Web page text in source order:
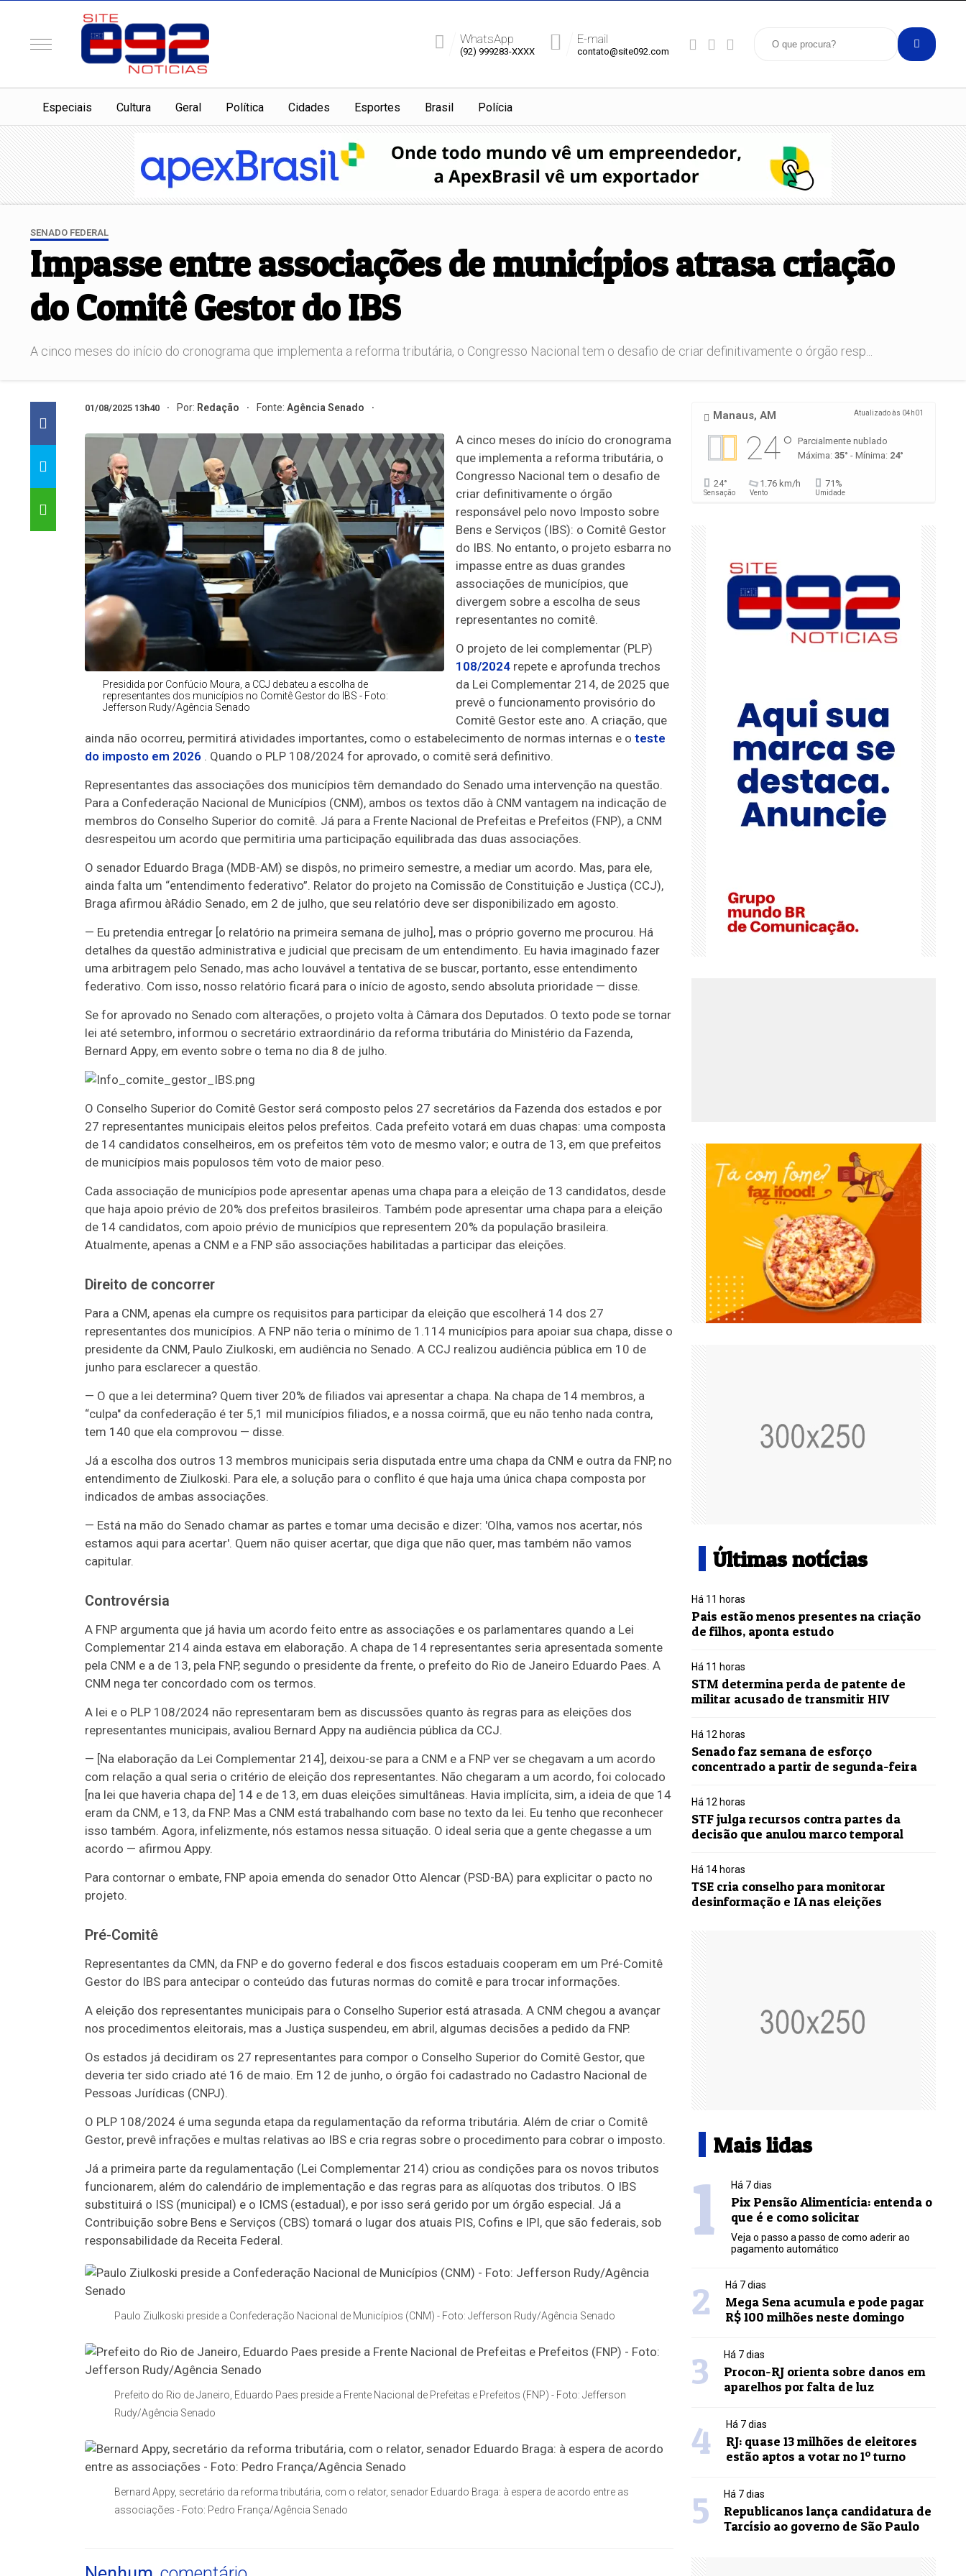
E-mail
contato@site092.com
WhatsApp
(92) 999283-XXXX
Especiais Cultura Geral Política Cidades Esportes Brasil Polícia
SENADO FEDERAL
Impasse entre associações de municípios atrasa criação
do Comitê Gestor do IBS
A cinco meses do início do cronograma que implementa a reforma tributária, o Congresso Nacional tem o desafio de criar definitivamente o órgão resp...
01/08/2025 13h40 Por: Redação Fonte: Agência Senado
Presidida por Confúcio Moura, a CCJ debateu a escolha de
representantes dos municípios no Comitê Gestor do IBS - Foto:
Jefferson Rudy/Agência Senado
A cinco meses do início do cronograma
que implementa a reforma tributária, o
Congresso Nacional tem o desafio de
criar definitivamente o órgão
responsável pelo novo Imposto sobre
Bens e Serviços (IBS): o Comitê Gestor
do IBS. No entanto, o projeto esbarra no
impasse entre as duas grandes
associações de municípios, que
divergem sobre a escolha de seus
representantes no comitê.
O projeto de lei complementar (PLP)
108/2024repete e aprofunda trechos
da Lei Complementar 214, de 2025 que
prevê o funcionamento provisório do
Comitê Gestor este ano. A criação, que
ainda não ocorreu, permitirá atividades importantes, como o estabelecimento de normas internas e o teste
do imposto em 2026. Quando o PLP 108/2024 for aprovado, o comitê será definitivo.
Representantes das associações dos municípios têm demandado do Senado uma intervenção na questão.
Para a Confederação Nacional de Municípios (CNM), ambos os textos dão à CNM vantagem na indicação de
membros do Conselho Superior do comitê. Já para a Frente Nacional de Prefeitas e Prefeitos (FNP), a CNM
desrespeitou um acordo que permitiria uma participação equilibrada das duas associações.
O senador Eduardo Braga (MDB-AM) se dispôs, no primeiro semestre, a mediar um acordo. Mas, para ele,
ainda falta um “entendimento federativo”. Relator do projeto na Comissão de Constituição e Justiça (CCJ),
Braga afirmou àRádio Senado, em 2 de julho, que seu relatório deve ser disponibilizado em agosto.
— Eu pretendia entregar [o relatório na primeira semana de julho], mas o próprio governo me procurou. Há
detalhes da questão administrativa e judicial que precisam de um entendimento. Eu havia imaginado fazer
uma arbitragem pelo Senado, mas acho louvável a tentativa de se buscar, portanto, esse entendimento
federativo. Com isso, nosso relatório ficará para o início de agosto, sendo absoluta prioridade — disse.
Se for aprovado no Senado com alterações, o projeto volta à Câmara dos Deputados. O texto pode se tornar
lei até setembro, informou o secretário extraordinário da reforma tributária do Ministério da Fazenda,
Bernard Appy, em evento sobre o tema no dia 8 de julho.
O Conselho Superior do Comitê Gestor será composto pelos 27 secretários da Fazenda dos estados e por
27 representantes municipais eleitos pelos prefeitos. Cada prefeito votará em duas chapas: uma composta
de 14 candidatos conselheiros, em os prefeitos têm voto de mesmo valor; e outra de 13, em que prefeitos
de municípios mais populosos têm voto de maior peso.
Cada associação de municípios pode apresentar apenas uma chapa para a eleição de 13 candidatos, desde
que haja apoio prévio de 20% dos prefeitos brasileiros. Também pode apresentar uma chapa para a eleição
de 14 candidatos, com apoio prévio de municípios que representem 20% da população brasileira.
Atualmente, apenas a CNM e a FNP são associações habilitadas a participar das eleições.
Direito de concorrer
Para a CNM, apenas ela cumpre os requisitos para participar da eleição que escolherá 14 dos 27
representantes dos municípios. A FNP não teria o mínimo de 1.114 municípios para apoiar sua chapa, disse o
presidente da CNM, Paulo Ziulkoski, em audiência no Senado. A CCJ realizou audiência pública em 10 de
junho para esclarecer a questão.
— O que a lei determina? Quem tiver 20% de filiados vai apresentar a chapa. Na chapa de 14 membros, a
“culpa" da confederação é ter 5,1 mil municípios filiados, e a nossa coirmã, que eu não tenho nada contra,
tem 140 que ela comprovou — disse.
Já a escolha dos outros 13 membros municipais seria disputada entre uma chapa da CNM e outra da FNP, no
entendimento de Ziulkoski. Para ele, a solução para o conflito é que haja uma única chapa composta por
indicados de ambas associações.
— Está na mão do Senado chamar as partes e tomar uma decisão e dizer: 'Olha, vamos nos acertar, nós
estamos aqui para acertar'. Quem não quiser acertar, que diga que não quer, mas também não vamos
capitular.
Controvérsia
A FNP argumenta que já havia um acordo feito entre as associações e os parlamentares quando a Lei
Complementar 214 ainda estava em elaboração. A chapa de 14 representantes seria apresentada somente
pela CNM e a de 13, pela FNP, segundo o presidente da frente, o prefeito do Rio de Janeiro Eduardo Paes. A
CNM nega ter concordado com os termos.
A lei e o PLP 108/2024 não representaram bem as discussões quanto às regras para as eleições dos
representantes municipais, avaliou Bernard Appy na audiência pública da CCJ.
— [Na elaboração da Lei Complementar 214], deixou-se para a CNM e a FNP ver se chegavam a um acordo
com relação a qual seria o critério de eleição dos representantes. Não chegaram a um acordo, foi colocado
[na lei que haveria chapa de] 14 e de 13, em duas eleições simultâneas. Havia implícita, sim, a ideia de que 14
eram da CNM, e 13, da FNP. Mas a CNM está trabalhando com base no texto da lei. Eu tenho que reconhecer
isso também. Agora, infelizmente, nós estamos nessa situação. O ideal seria que a gente chegasse a um
acordo — afirmou Appy.
Para contornar o embate, FNP apoia emenda do senador Otto Alencar (PSD-BA) para explicitar o pacto no
projeto.
Pré-Comitê
Representantes da CMN, da FNP e do governo federal e dos fiscos estaduais cooperam em um Pré-Comitê
Gestor do IBS para antecipar o conteúdo das futuras normas do comitê e para trocar informações.
A eleição dos representantes municipais para o Conselho Superior está atrasada. A CNM chegou a avançar
nos procedimentos eleitorais, mas a Justiça suspendeu, em abril, algumas decisões a pedido da FNP.
Os estados já decidiram os 27 representantes para compor o Conselho Superior do Comitê Gestor, que
deveria ter sido criado até 16 de maio. Em 12 de junho, o órgão foi cadastrado no Cadastro Nacional de
Pessoas Jurídicas (CNPJ).
O PLP 108/2024 é uma segunda etapa da regulamentação da reforma tributária. Além de criar o Comitê
Gestor, prevê infrações e multas relativas ao IBS e cria regras sobre o procedimento para cobrar o imposto.
Já a primeira parte da regulamentação (Lei Complementar 214) criou as condições para os novos tributos
funcionarem, além do calendário de implementação e das regras para as alíquotas dos tributos. O IBS
substituirá o ISS (municipal) e o ICMS (estadual), e por isso será gerido por um órgão especial. Já a
Contribuição sobre Bens e Serviços (CBS) tomará o lugar dos atuais PIS, Cofins e IPI, que são federais, sob
responsabilidade da Receita Federal.
Paulo Ziulkoski preside a Confederação Nacional de Municípios (CNM) - Foto: Jefferson Rudy/Agência Senado
Prefeito do Rio de Janeiro, Eduardo Paes preside a Frente Nacional de Prefeitas e Prefeitos (FNP) - Foto: Jefferson
Rudy/Agência Senado
Bernard Appy, secretário da reforma tributária, com o relator, senador Eduardo Braga: à espera de acordo entre as
associações - Foto: Pedro França/Agência Senado
Manaus, AM Atualizado às 04h01
24°
Parcialmente nublado
Máxima:35° - Mínima: 24°
24°
Sensação
1.76 km/h
Vento
71%
Umidade
Últimas notícias
Há 11 horas
Pais estão menos presentes na criação
de filhos, aponta estudo
Há 11 horas
STM determina perda de patente de
militar acusado de transmitir HIV
Há 12 horas
Senado faz semana de esforço
concentrado a partir de segunda-feira
Há 12 horas
STF julga recursos contra partes da
decisão que anulou marco temporal
Há 14 horas
TSE cria conselho para monitorar
desinformação e IA nas eleições
Mais lidas
1 Há 7 dias
Pix Pensão Alimentícia: entenda o
que é e como solicitar
Veja o passo a passo de como aderir ao
pagamento automático
2 Há 7 dias
Mega Sena acumula e pode pagar
R$ 100 milhões neste domingo
3 Há 7 dias
Procon-RJ orienta sobre danos em
aparelhos por falta de luz
4 Há 7 dias
RJ: quase 13 milhões de eleitores
estão aptos a votar no 1º turno
5 Há 7 dias
Republicanos lança candidatura de
Tarcísio ao governo de São Paulo